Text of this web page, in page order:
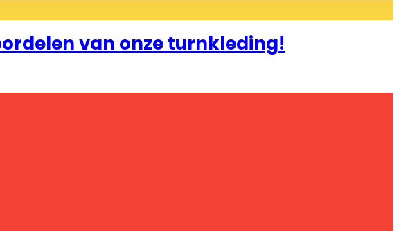
van onze turnkleding!